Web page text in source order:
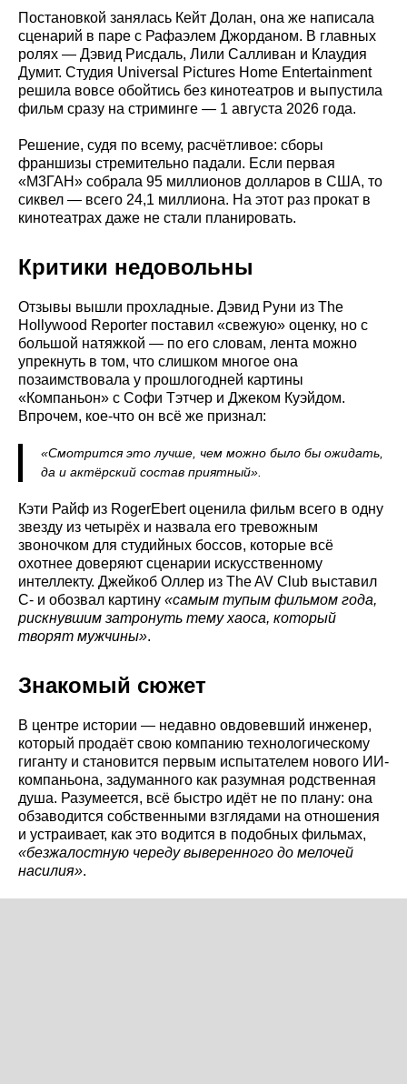
Постановкой занялась Кейт Долан, она же написала
сценарий в паре с Рафаэлем Джорданом. В главных
ролях — Дэвид Рисдаль, Лили Салливан и Клаудия
Думит. Студия Universal Pictures Home Entertainment
решила вовсе обойтись без кинотеатров и выпустила
фильм сразу на стриминге — 1 августа 2026 года.
Решение, судя по всему, расчётливое: сборы
франшизы стремительно падали. Если первая
«М3ГАН» собрала 95 миллионов долларов в США, то
сиквел — всего 24,1 миллиона. На этот раз прокат в
кинотеатрах даже не стали планировать.
Критики недовольны
Отзывы вышли прохладные. Дэвид Руни из The
Hollywood Reporter поставил «свежую» оценку, но с
большой натяжкой — по его словам, лента можно
упрекнуть в том, что слишком многое она
позаимствовала у прошлогодней картины
«Компаньон» с Софи Тэтчер и Джеком Куэйдом.
Впрочем, кое-что он всё же признал:
«Смотрится это лучше, чем можно было бы ожидать,
да и актёрский состав приятный».
Кэти Райф из RogerEbert оценила фильм всего в одну
звезду из четырёх и назвала его тревожным
звоночком для студийных боссов, которые всё
охотнее доверяют сценарии искусственному
интеллекту. Джейкоб Оллер из The AV Club выставил
C- и обозвал картину «самым тупым фильмом года,
рискнувшим затронуть тему хаоса, который
творят мужчины».
Знакомый сюжет
В центре истории — недавно овдовевший инженер,
который продаёт свою компанию технологическому
гиганту и становится первым испытателем нового ИИ-
компаньона, задуманного как разумная родственная
душа. Разумеется, всё быстро идёт не по плану: она
обзаводится собственными взглядами на отношения
и устраивает, как это водится в подобных фильмах,
«безжалостную череду выверенного до мелочей
насилия».